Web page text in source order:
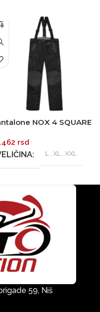
NOX 4 SQUARE
rsd
L , XL , XXL
59, Niš